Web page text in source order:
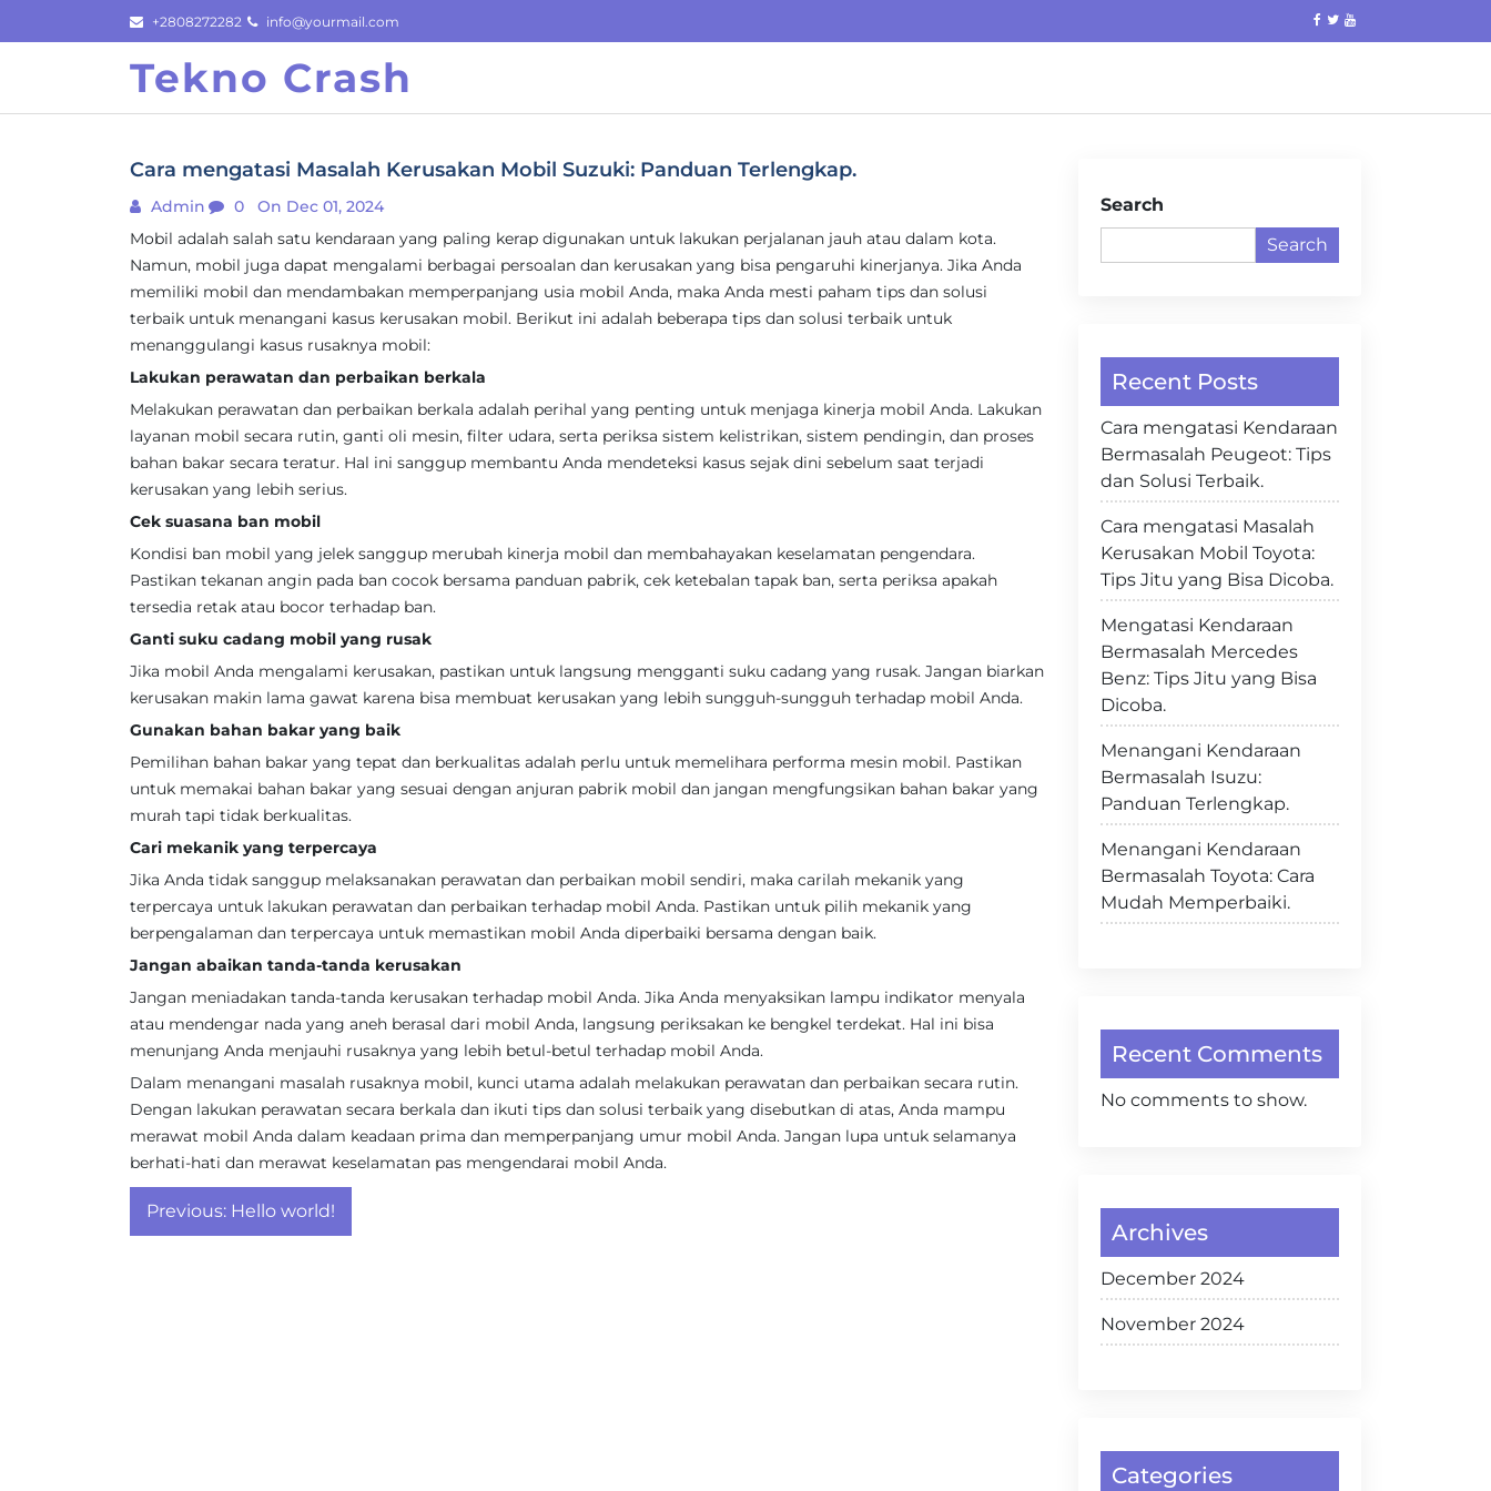
to
+2808272282 info@yourmail.com
Tekno Crash
Cara mengatasi Masalah Kerusakan Mobil Suzuki: Panduan Terlengkap.
Admin 0
On Dec 01, 2024
Mobil adalah salah satu kendaraan yang paling kerap digunakan untuk lakukan perjalanan jauh atau dalam kota.
Namun, mobil juga dapat mengalami berbagai persoalan dan kerusakan yang bisa pengaruhi kinerjanya. Jika Anda
memiliki mobil dan mendambakan memperpanjang usia mobil Anda, maka Anda mesti paham tips dan solusi
terbaik untuk menangani kasus kerusakan mobil. Berikut ini adalah beberapa tips dan solusi terbaik untuk
menanggulangi kasus rusaknya mobil:
Lakukan perawatan dan perbaikan berkala
Melakukan perawatan dan perbaikan berkala adalah perihal yang penting untuk menjaga kinerja mobil Anda. Lakukan
layanan mobil secara rutin, ganti oli mesin, filter udara, serta periksa sistem kelistrikan, sistem pendingin, dan proses
bahan bakar secara teratur. Hal ini sanggup membantu Anda mendeteksi kasus sejak dini sebelum saat terjadi
kerusakan yang lebih serius.
Cek suasana ban mobil
Kondisi ban mobil yang jelek sanggup merubah kinerja mobil dan membahayakan keselamatan pengendara.
Pastikan tekanan angin pada ban cocok bersama panduan pabrik, cek ketebalan tapak ban, serta periksa apakah
tersedia retak atau bocor terhadap ban.
Ganti suku cadang mobil yang rusak
Jika mobil Anda mengalami kerusakan, pastikan untuk langsung mengganti suku cadang yang rusak. Jangan biarkan
kerusakan makin lama gawat karena bisa membuat kerusakan yang lebih sungguh-sungguh terhadap mobil Anda.
Gunakan bahan bakar yang baik
Pemilihan bahan bakar yang tepat dan berkualitas adalah perlu untuk memelihara performa mesin mobil. Pastikan
untuk memakai bahan bakar yang sesuai dengan anjuran pabrik mobil dan jangan mengfungsikan bahan bakar yang
murah tapi tidak berkualitas.
Cari mekanik yang terpercaya
Jika Anda tidak sanggup melaksanakan perawatan dan perbaikan mobil sendiri, maka carilah mekanik yang
terpercaya untuk lakukan perawatan dan perbaikan terhadap mobil Anda. Pastikan untuk pilih mekanik yang
berpengalaman dan terpercaya untuk memastikan mobil Anda diperbaiki bersama dengan baik.
Jangan abaikan tanda-tanda kerusakan
Jangan meniadakan tanda-tanda kerusakan terhadap mobil Anda. Jika Anda menyaksikan lampu indikator menyala
atau mendengar nada yang aneh berasal dari mobil Anda, langsung periksakan ke bengkel terdekat. Hal ini bisa
menunjang Anda menjauhi rusaknya yang lebih betul-betul terhadap mobil Anda.
Dalam menangani masalah rusaknya mobil, kunci utama adalah melakukan perawatan dan perbaikan secara rutin.
Dengan lakukan perawatan secara berkala dan ikuti tips dan solusi terbaik yang disebutkan di atas, Anda mampu
merawat mobil Anda dalam keadaan prima dan memperpanjang umur mobil Anda. Jangan lupa untuk selamanya
berhati-hati dan merawat keselamatan pas mengendarai mobil Anda.
Post
navigation
Previous: Hello world!
Search
Search
Recent Posts
Cara mengatasi Kendaraan
Bermasalah Peugeot: Tips
dan Solusi Terbaik.
Cara mengatasi Masalah
Kerusakan Mobil Toyota:
Tips Jitu yang Bisa Dicoba.
Mengatasi Kendaraan
Bermasalah Mercedes
Benz: Tips Jitu yang Bisa
Dicoba.
Menangani Kendaraan
Bermasalah Isuzu:
Panduan Terlengkap.
Menangani Kendaraan
Bermasalah Toyota: Cara
Mudah Memperbaiki.
Recent Comments
No comments to show.
Archives
December 2024
November 2024
Categories